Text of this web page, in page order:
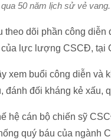
50 năm lịch sử vẻ
theo dõi phần công
lực lượng CSCĐ, tại
xem buổi công diễn và
đánh đối kháng kẻ xấu,
hệ cán bộ chiến sỹ
quý báu của ngành